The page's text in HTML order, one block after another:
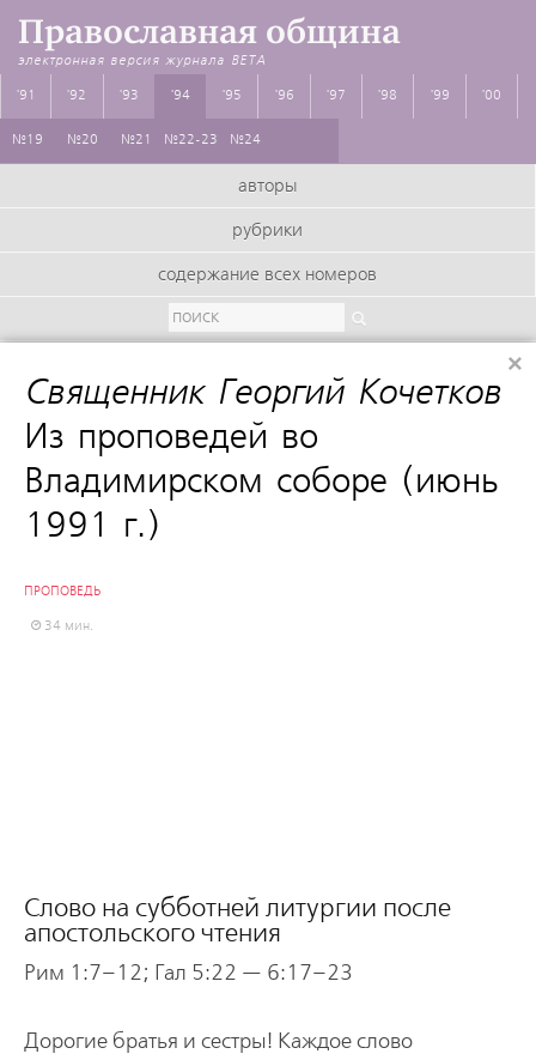
Православная община
электронная версия журнала BETA
'91 '92 '93 '94
№19 №20 №21 №22-23 №24
'95 '96 '97 '98 '99 '00
авторы
рубрики
содержание всех номеров
Священник Георгий Кочетков:
Из проповедей во
Владимирском соборе (июнь
1991 г.)
ПРОПОВЕДЬ
34 мин.
Слово на субботней литургии после
апостольского чтения
Рим 1:7–12; Гал 5:22 — 6:17–23
Дорогие братья и сестры! Каждое слово
×